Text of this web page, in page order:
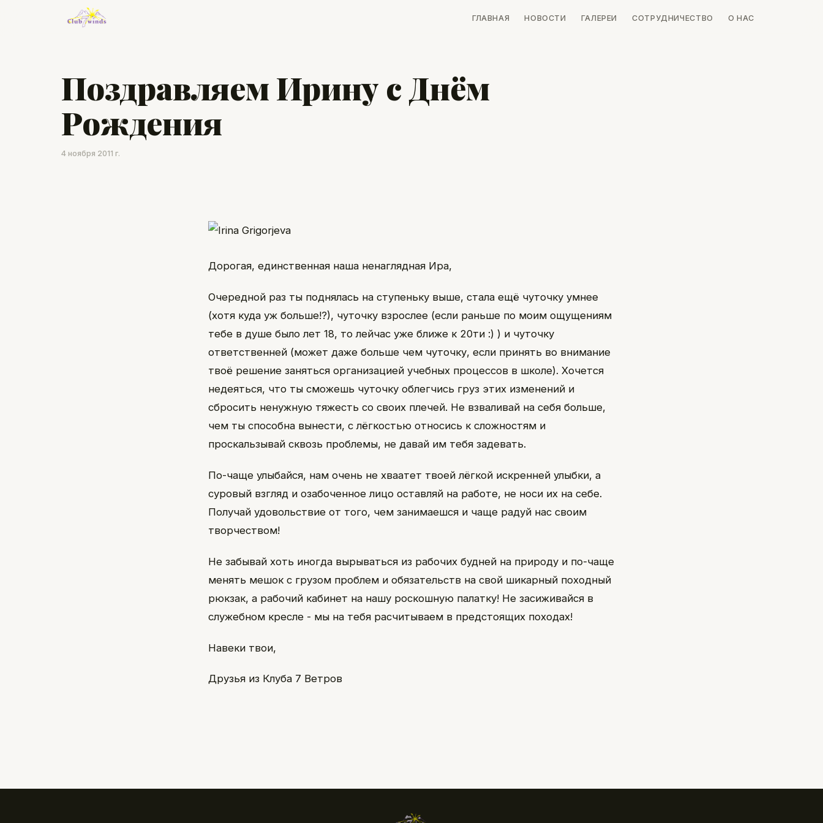
ГЛАВНАЯ НОВОСТИ ГАЛЕРЕИ СОТРУДНИЧЕСТВО О НАС
Поздравляем Ирину с Днём
Рождения
4 ноября 2011 г.
Дорогая, единственная наша ненаглядная Ира,
Очередной раз ты поднялась на ступеньку выше, стала ещё чуточку умнее
(хотя куда уж больше!?), чуточку взрослее (если раньше по моим ощущениям
тебе в душе было лет 18, то лейчас уже ближе к 20ти :) ) и чуточку
ответственней (может даже больше чем чуточку, если принять во внимание
твоё решение заняться организацией учебных процессов в школе). Хочется
недеяться, что ты сможешь чуточку облегчись груз этих изменений и
сбросить ненужную тяжесть со своих плечей. Не взваливай на себя больше,
чем ты способна вынести, с лёгкостью относись к сложностям и
проскальзывай сквозь проблемы, не давай им тебя задевать.
По-чаще улыбайся, нам очень не хваатет твоей лёгкой искренней улыбки, а
суровый взгляд и озабоченное лицо оставляй на работе, не носи их на себе.
Получай удовольствие от того, чем занимаешся и чаще радуй нас своим
творчеством!
Не забывай хоть иногда вырываться из рабочих будней на природу и по-чаще
менять мешок с грузом проблем и обязательств на свой шикарный походный
рюкзак, а рабочий кабинет на нашу роскошную палатку! Не засиживайся в
служебном кресле - мы на тебя расчитываем в предстоящих походах!
Навеки твои,
Друзья из Клуба 7 Ветров